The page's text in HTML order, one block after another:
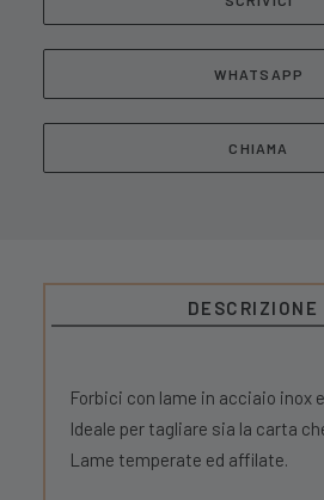
WHATSAPP
CHIAMA
DESCRIZIONE
Forbici con lame in acciaio inox
Ideale per tagliare sia la carta
Lame temperate ed affilate.